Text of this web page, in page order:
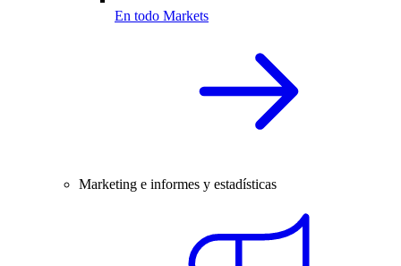
En todo Markets
Marketing e informes y estadísticas